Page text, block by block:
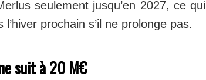
seulement jusqu’en 2027, ce qui
prochain s’il ne prolonge pas.
suit à 20 M€